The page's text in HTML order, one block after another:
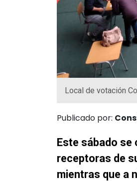
Local de votación
Publicado por:
Este sábado se
receptoras de
mientras que a